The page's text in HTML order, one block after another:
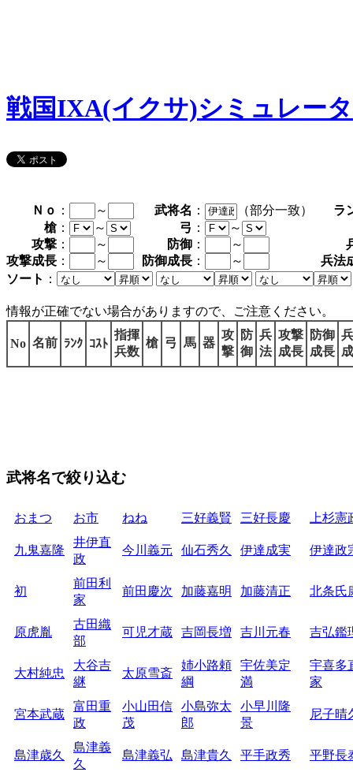
戦国IXA(イクサ)シミュレー
Ｎｏ ： ～ 武将名 ： （部分一致）
ラ
槍 ： ～ 弓 ：
～
攻撃 ： ～ 防御 ： ～
攻撃成長 ： ～ 防御成長 ： ～
兵法
ソート ：
情報が正確でない場合がありますので、ご注意ください。
No 名前 ﾗﾝｸ ｺｽﾄ
指揮
兵数
槍 弓 馬 器
攻
撃
防
御
兵
法
攻撃
成長
防御
成長
武将名で絞り込む
おまつ お市 ねね 三好義賢 三好長慶 上杉憲
九鬼嘉隆
井伊直
政
今川義元 仙石秀久 伊達成実 伊達政
初
前田利
家
前田慶次 加藤嘉明 加藤清正 北条氏
原虎胤
古田織
部
可児才蔵 吉岡長増 吉川元春 吉弘鑑
大村純忠
大谷吉
継
太原雪斎
姉小路頼
綱
宇佐美定
満
宇喜多
家
宮本武蔵
富田重
政
小山田信
茂
小島弥太
郎
小早川隆
景
尼子晴
島津歳久
島津義
久
島津義弘 島津貴久 平手政秀 平野長